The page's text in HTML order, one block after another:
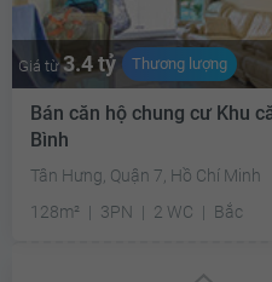
Giá từ3.4 tỷ Thương lượng
Bán căn hộ chung cư Khu
Bình
Tân Hưng, Quận 7, Hồ Chí Minh
128m²
3PN 2 WC Bắc